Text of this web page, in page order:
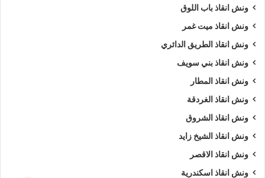
ونش انقاذ باب اللوق
ونش انقاذ ميت غمر
ونش انقاذ الطريق الدائري
ونش انقاذ بني سويف
ونش انقاذ المطار
ونش انقاذ الغردقة
ونش انقاذ الشروق
ونش انقاذ الشيخ زايد
ونش انقاذ الاقصر
ونش انقاذ اسكندرية